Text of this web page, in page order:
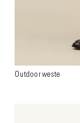
Outdoorweste